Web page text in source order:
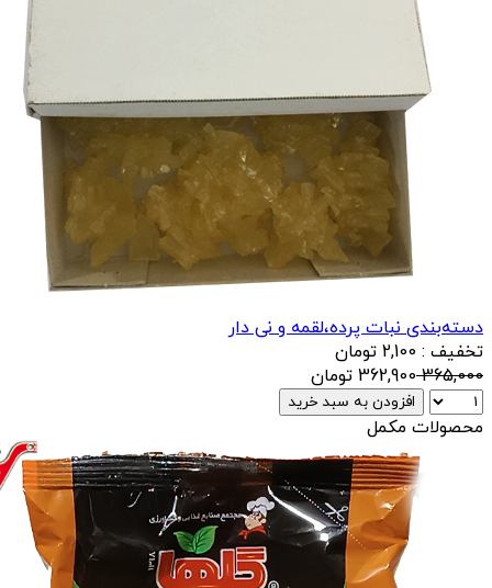
دسته‌بندی نبات پرده،لقمه و نی دار
تخفیف : 2,100 تومان
365,000
362,900 تومان
افزودن به سبد خرید
محصولات مکمل